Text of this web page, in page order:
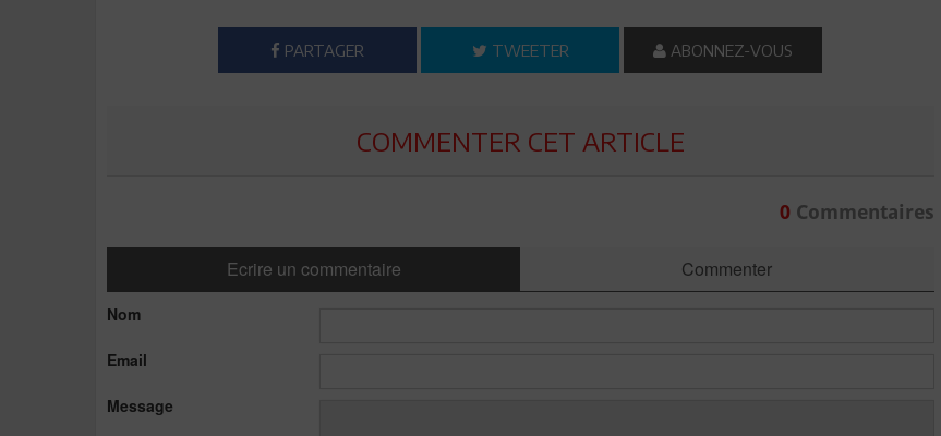
PARTAGER TWEETER ABONNEZ-VOUS
COMMENTER CET ARTICLE
0Commentaires
Ecrire un commentaire Commenter
Nom
Email
Message